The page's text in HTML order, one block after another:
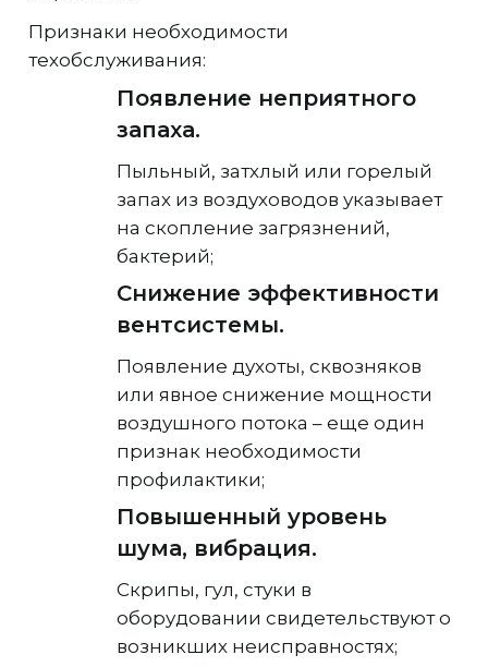
Признаки необходимости
техобслуживания:
Появление неприятного
запаха.
Пыльный, затхлый или горелый
запах из воздуховодов указывает
на скопление загрязнений,
бактерий;
Снижение эффективности
вентсистемы.
Появление духоты, сквозняков
или явное снижение мощности
воздушного потока – еще один
признак необходимости
профилактики;
Повышенный уровень
шума, вибрация.
Скрипы, гул, стуки в
оборудовании свидетельствуют о
возникших неисправностях;